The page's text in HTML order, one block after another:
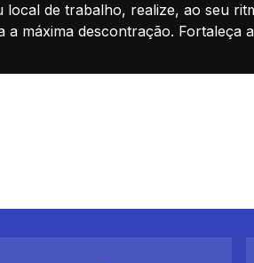
de trabalho, realize, ao seu
máxima descontração.